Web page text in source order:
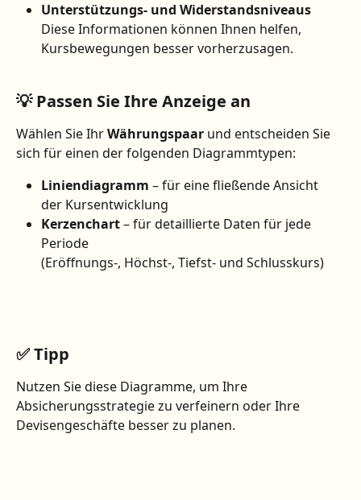
Unterstützungs- und Widerstandsniveaus
Diese Informationen können Ihnen helfen,
Kursbewegungen besser vorherzusagen.
💡 Passen Sie Ihre Anzeige an
Wählen Sie Ihr Währungspaar und entscheiden Sie
sich für einen der folgenden Diagrammtypen:
Liniendiagramm – für eine fließende Ansicht
der Kursentwicklung
Kerzenchart – für detaillierte Daten für jede
Periode
(Eröffnungs-, Höchst-, Tiefst- und Schlusskurs)
✅ Tipp
Nutzen Sie diese Diagramme, um Ihre
Absicherungsstrategie zu verfeinern oder Ihre
Devisengeschäfte besser zu planen.